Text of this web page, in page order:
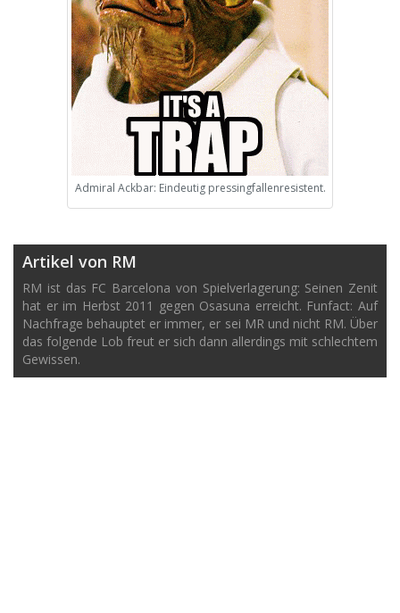
Admiral Ackbar: Eindeutig pressingfallenresistent.
Artikel von RM
RM ist das FC Barcelona von Spielverlagerung: Seinen Zenit
hat er im Herbst 2011 gegen Osasuna erreicht. Funfact: Auf
Nachfrage behauptet er immer, er sei MR und nicht RM. Über
das folgende Lob freut er sich dann allerdings mit schlechtem
Gewissen.